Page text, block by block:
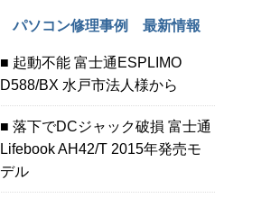
パソコン修理事例 最新情報
起動不能 富士通ESPLIMO
D588/BX 水戸市法人様から
落下でDCジャック破損 富士通
Lifebook AH42/T 2015年発売モ
デル